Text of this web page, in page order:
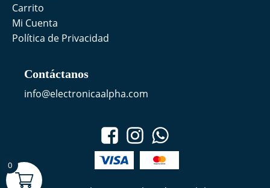
Carrito
Mi Cuenta
Política de Privacidad
Contáctanos
info@electronicaalpha.com
0